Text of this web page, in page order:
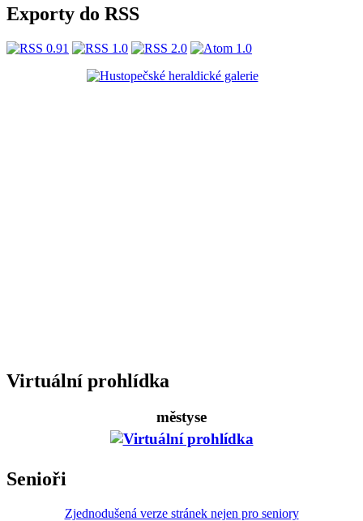
Exporty do RSS
Virtuální prohlídka
městyse
Senioři
Zjednodušená verze stránek nejen pro seniory